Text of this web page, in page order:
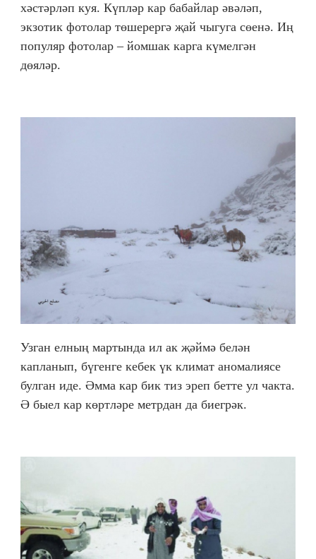
хәстәрләп куя. Күпләр кар бабайлар әвәләп,
экзотик фотолар төшерергә җай чыгуга сөенә. Иң
популяр фотолар – йомшак карга күмелгән
дөяләр.
Узган елның мартында ил ак җәймә белән
капланып, бүгенге кебек үк климат аномалиясе
булган иде. Әмма кар бик тиз эреп бетте ул чакта.
Ә быел кар көртләре метрдан да биегрәк.